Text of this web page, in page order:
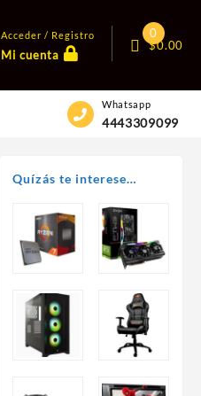
Acceder / Registro
Mi cuenta
0
$0.00
Whatsapp
4443309099
Quízás te interese…